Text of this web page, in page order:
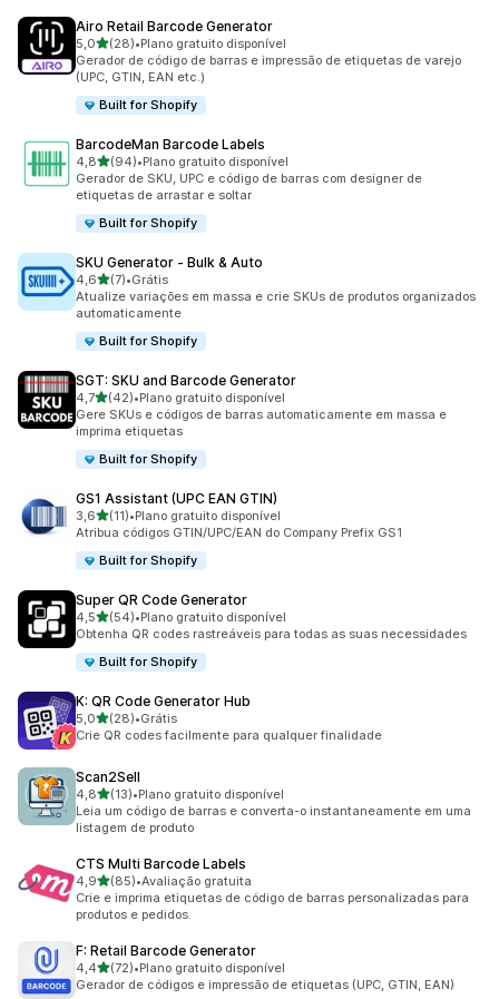
Airo Retail Barcode Generator
5,0de 5 estrelas
(28)
28 avaliações ao todo
•Plano gratuito disponível
Gerador de código de barras e impressão de etiquetas de varejo
(UPC, GTIN, EAN etc.)
Built for Shopify
BarcodeMan Barcode Labels
4,8de 5 estrelas
(94)
94 avaliações ao todo
•Plano gratuito disponível
Gerador de SKU, UPC e código de barras com designer de
etiquetas de arrastar e soltar
Built for Shopify
SKU Generator ‑ Bulk & Auto
4,6de 5 estrelas
(7)
7 avaliações ao todo
•Grátis
Atualize variações em massa e crie SKUs de produtos organizados
automaticamente
Built for Shopify
SGT: SKU and Barcode Generator
4,7de 5 estrelas
(42)
42 avaliações ao todo
•Plano gratuito disponível
Gere SKUs e códigos de barras automaticamente em massa e
imprima etiquetas
Built for Shopify
GS1 Assistant (UPC EAN GTIN)
3,6de 5 estrelas
(11)
11 avaliações ao todo
•Plano gratuito disponível
Atribua códigos GTIN/UPC/EAN do Company Prefix GS1
Built for Shopify
Super QR Code Generator
4,5de 5 estrelas
(54)
54 avaliações ao todo
•Plano gratuito disponível
Obtenha QR codes rastreáveis para todas as suas necessidades
Built for Shopify
K: QR Code Generator Hub
5,0de 5 estrelas
(28)
28 avaliações ao todo
•Grátis
Crie QR codes facilmente para qualquer finalidade
Scan2Sell
4,8de 5 estrelas
(13)
13 avaliações ao todo
•Plano gratuito disponível
Leia um código de barras e converta-o instantaneamente em uma
listagem de produto
CTS Multi Barcode Labels
4,9de 5 estrelas
(85)
85 avaliações ao todo
•Avaliação gratuita
Crie e imprima etiquetas de código de barras personalizadas para
produtos e pedidos.
F: Retail Barcode Generator
4,4de 5 estrelas
(72)
72 avaliações ao todo
•Plano gratuito disponível
Gerador de códigos e impressão de etiquetas (UPC, GTIN, EAN)